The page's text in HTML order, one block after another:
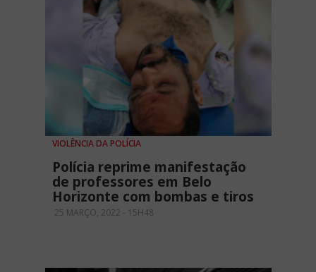
VIOLÊNCIA DA POLÍCIA
Polícia reprime manifestação
de professores em Belo
Horizonte com bombas e tiros
25 MARÇO, 2022 - 15H48